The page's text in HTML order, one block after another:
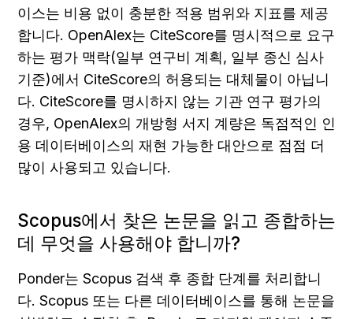
이스는 비용 없이 충분한 적용 범위와 지표를 제공
합니다. OpenAlex는 CiteScore를 명시적으로 요구
하는 평가 맥락(일부 연구비 계획, 일부 종신 심사
기준)에서 CiteScore의 허용되는 대체물이 아닙니
다. CiteScore를 명시하지 않는 기관 연구 평가의
경우, OpenAlex의 개방형 서지 계량은 독점적인 인
용 데이터베이스의 재현 가능한 대안으로 점점 더
많이 사용되고 있습니다.
Scopus에서 찾은 논문을 읽고 종합하는
데 무엇을 사용해야 합니까?
Ponder는 Scopus 검색 후 종합 단계를 처리합니
다. Scopus 또는 다른 데이터베이스를 통해 논문을